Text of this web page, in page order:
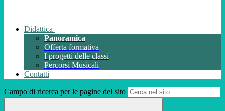
Didattica
Panoramica
Offerta formativa
I progetti delle classi
Percorsi Musicali
Contatti
Campo di ricerca per le pagine del sito